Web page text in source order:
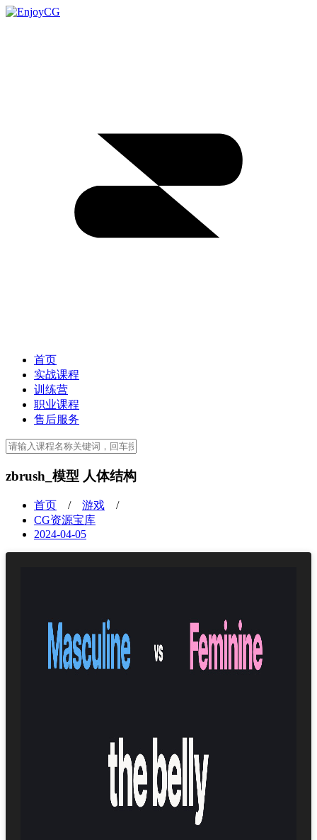
首页
实战课程
训练营
职业课程
售后服务
zbrush_模型 人体结构
首页 / 游戏 /
CG资源宝库
2024-04-05